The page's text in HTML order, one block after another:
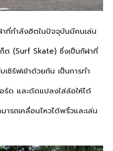
าที่กำลังฮิตในปัจจุบันมีคนเล่น
ต (Surf Skate) ซึ่งเป็นกีฬาที่
ซิร์ฟเข้าด้วยกัน เป็นการทำ
ร์ด และดัดแปลงใส่ล้อให้ได้
ารถเคลื่อนไหวได้พริ้วและเล่น